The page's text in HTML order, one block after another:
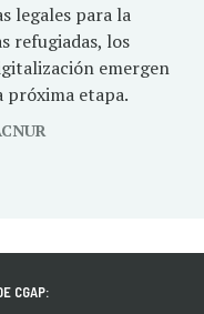
legales para la
refugiadas, los
emergen
próxima etapa.
CGAP: